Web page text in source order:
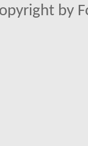
by